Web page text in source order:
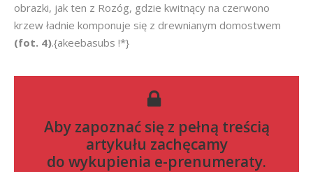
obrazki, jak ten z Rozóg, gdzie kwitnący na czerwono
krzew ładnie komponuje się z drewnianym domostwem
(fot. 4).{akeebasubs !*}
Aby zapoznać się z pełną treścią
artykułu zachęcamy
do wykupienia e-prenumeraty.